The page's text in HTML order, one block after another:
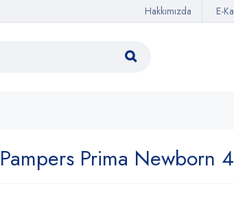
Hakkımızda E-
Pampers Prima Newborn